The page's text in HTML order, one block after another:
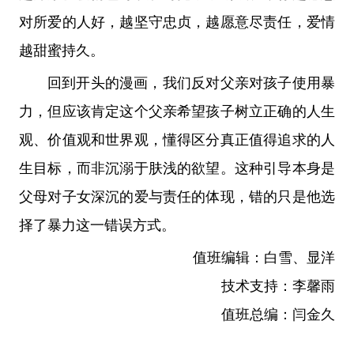
对所爱的人好，越坚守忠贞，越愿意尽责任，爱情
越甜蜜持久。
回到开头的漫画，我们反对父亲对孩子使用暴
力，但应该肯定这个父亲希望孩子树立正确的人生
观、价值观和世界观，懂得区分真正值得追求的人
生目标，而非沉溺于肤浅的欲望。这种引导本身是
父母对子女深沉的爱与责任的体现，错的只是他选
择了暴力这一错误方式。
值班编辑：白雪、显洋
技术支持：李馨雨
值班总编：闫金久